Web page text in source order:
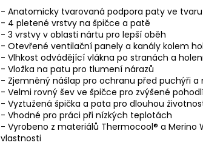
- Anatomicky tvarovaná podpora paty ve tvaru
- 4 pletené vrstvy na špičce a patě
- 3 vrstvy v oblasti nártu pro lepší oběh
- Otevřené ventilační panely a kanály kolem
- Vlhkost odvádějící vlákna po stranách a
- Vložka na patu pro tlumení nárazů
- Zjemněný nášlap pro ochranu před puchýři a
- Velmi rovný šev ve špičce pro zvýšené
- Vyztužená špička a pata pro dlouhou
- Vhodné pro práci při nízkých teplotách
- Vyrobeno z materiálů Thermocool® a
vlastnosti